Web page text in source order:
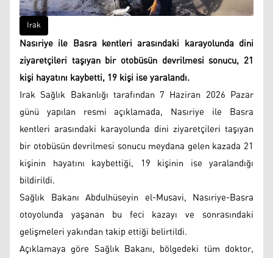
Irak
Nasıriye ile Basra kentleri arasındaki karayolunda dini
ziyaretçileri taşıyan bir otobüsün devrilmesi sonucu, 21
kişi hayatını kaybetti, 19 kişi ise yaralandı.
Irak Sağlık Bakanlığı tarafından 7 Haziran 2026 Pazar
günü yapılan resmi açıklamada, Nasıriye ile Basra
kentleri arasındaki karayolunda dini ziyaretçileri taşıyan
bir otobüsün devrilmesi sonucu meydana gelen kazada 21
kişinin hayatını kaybettiği, 19 kişinin ise yaralandığı
bildirildi.
Sağlık Bakanı Abdulhüseyin el-Musavi, Nasıriye-Basra
otoyolunda yaşanan bu feci kazayı ve sonrasındaki
gelişmeleri yakından takip ettiği belirtildi.
Açıklamaya göre Sağlık Bakanı, bölgedeki tüm doktor,